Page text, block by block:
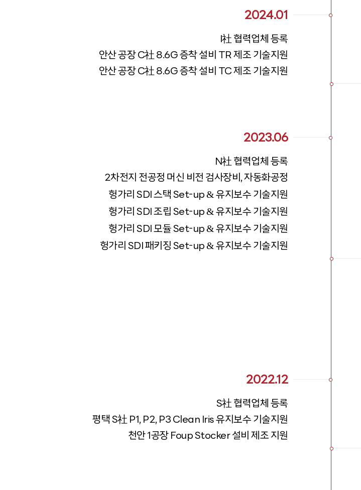
2024.01
I社 협력업체 등록
안산 공장 C社 8.6G 증착 설비 TR 제조 기술지원
안산 공장 C社 8.6G 증착 설비 TC 제조 기술지원
2023.06
N社 협력업체 등록
2차전지 전공정 머신 비전 검사장비, 자동화공정
헝가리 SDI 스택 Set-up&유지보수 기술지원
헝가리 SDI 조립 Set-up&유지보수 기술지원
헝가리 SDI 모듈 Set-up&유지보수 기술지원
헝가리 SDI 패키징 Set-up&유지보수 기술지원
2022.12
S社 협력업체 등록
평택 S社 P1, P2, P3 Clean Iris 유지보수 기술지원
천안 1공장 Foup Stocker 설비 제조 지원